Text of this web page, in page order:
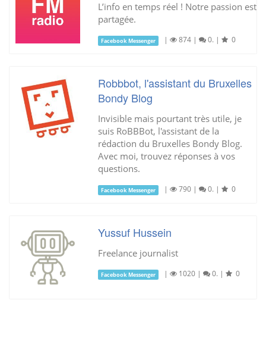
L’info en temps réel ! Notre passion est
partagée.
Facebook Messenger | 874 | 0. | 0
Robbbot, l'assistant du Bruxelles
Bondy Blog
Invisible mais pourtant très utile, je
suis RoBBBot, l'assistant de la
rédaction du Bruxelles Bondy Blog.
Avec moi, trouvez réponses à vos
questions.
Facebook Messenger | 790 | 0. | 0
Yussuf Hussein
Freelance journalist
Facebook Messenger | 1020 | 0. | 0